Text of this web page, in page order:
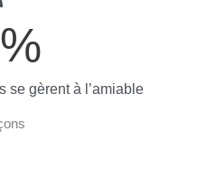
%
se gèrent à l’amiable